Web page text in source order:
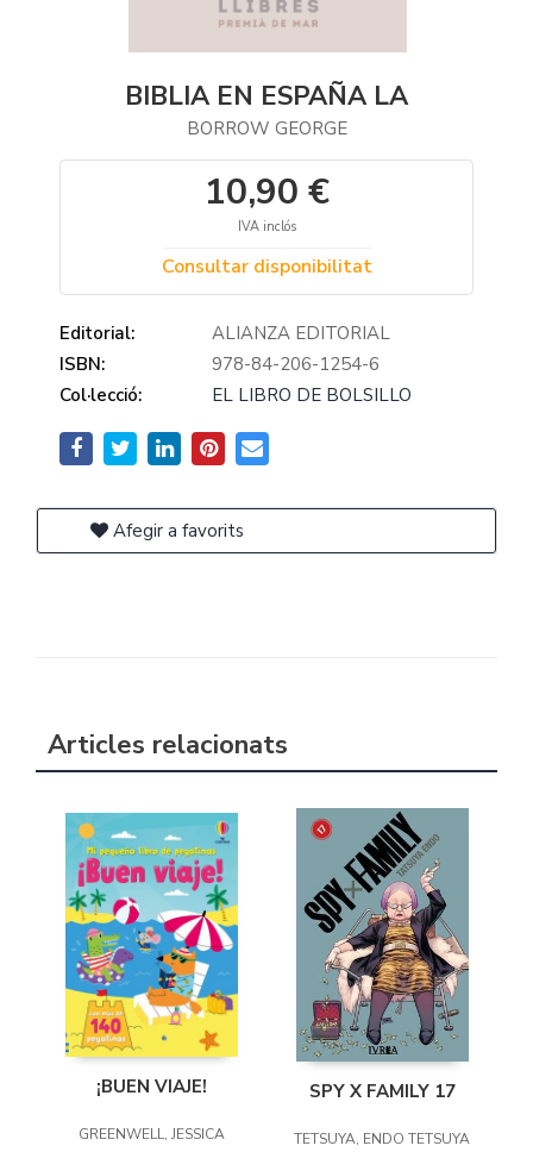
BIBLIA EN ESPAÑA LA
BORROW GEORGE
10,90 €
IVA inclós
Consultar disponibilitat
Editorial:
ALIANZA EDITORIAL
ISBN:
978-84-206-1254-6
Col·lecció:
EL LIBRO DE BOLSILLO
Afegir a favorits
Articles relacionats
¡BUEN VIAJE!
GREENWELL, JESSICA
SPY X FAMILY 17
TETSUYA, ENDO TETSUYA